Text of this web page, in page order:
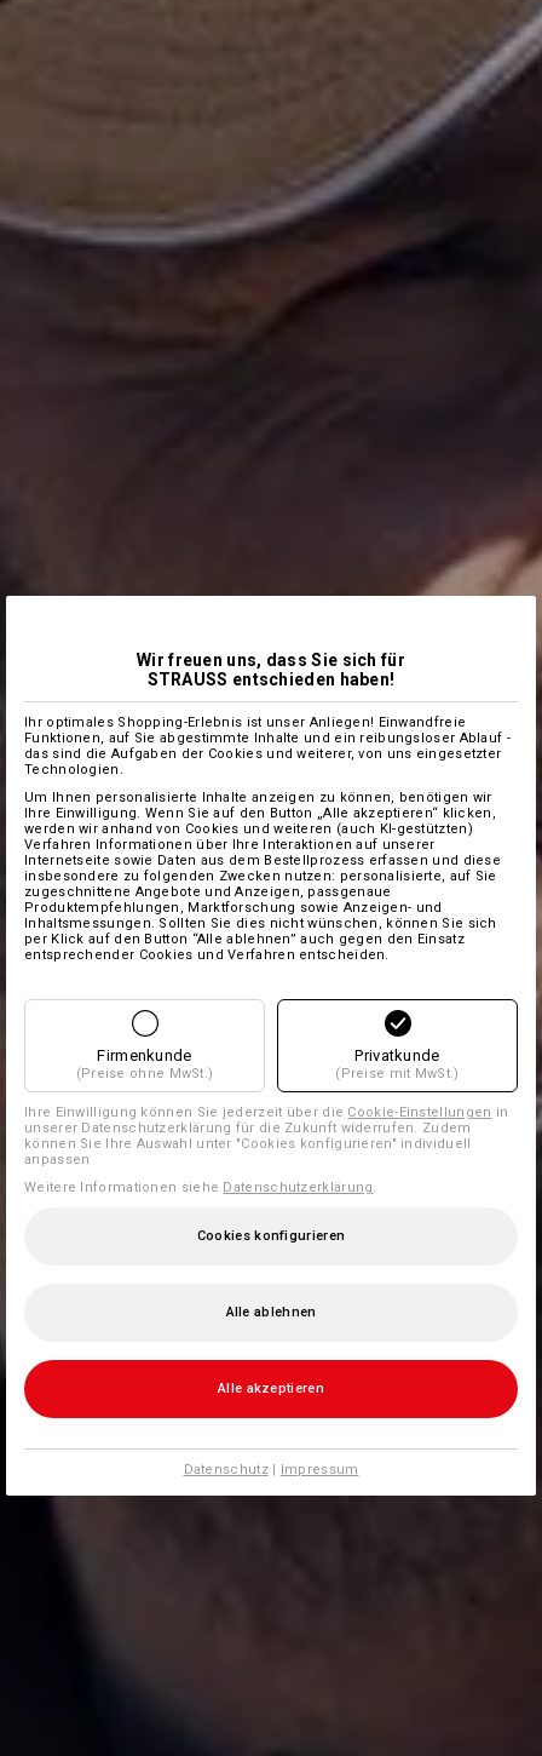
Wir freuen uns, dass Sie sich für
STRAUSS entschieden haben!
Ihr optimales Shopping-Erlebnis ist unser Anliegen! Einwandfreie
Funktionen, auf Sie abgestimmte Inhalte und ein reibungsloser Ablauf -
das sind die Aufgaben der Cookies und weiterer, von uns eingesetzter
Technologien.
Um Ihnen personalisierte Inhalte anzeigen zu können, benötigen wir
Ihre Einwilligung. Wenn Sie auf den Button „Alle akzeptieren“ klicken,
werden wir anhand von Cookies und weiteren (auch KI-gestützten)
Verfahren Informationen über Ihre Interaktionen auf unserer
Internetseite sowie Daten aus dem Bestellprozess erfassen und diese
insbesondere zu folgenden Zwecken nutzen: personalisierte, auf Sie
zugeschnittene Angebote und Anzeigen, passgenaue
Produktempfehlungen, Marktforschung sowie Anzeigen- und
Inhaltsmessungen. Sollten Sie dies nicht wünschen, können Sie sich
per Klick auf den Button “Alle ablehnen” auch gegen den Einsatz
entsprechender Cookies und Verfahren entscheiden.
Firmenkunde
(Preise ohne MwSt.)
Privatkunde
(Preise mit MwSt.)
Ihre Einwilligung können Sie jederzeit über die Cookie-Einstellungen in
unserer Datenschutzerklärung für die Zukunft widerrufen. Zudem
können Sie Ihre Auswahl unter "Cookies konfigurieren" individuell
anpassen
Weitere Informationen siehe Datenschutzerklärung.
Cookies konfigurieren
Alle ablehnen
Alle akzeptieren
Datenschutz| Impressum